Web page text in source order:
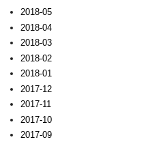
2018-05
2018-04
2018-03
2018-02
2018-01
2017-12
2017-11
2017-10
2017-09